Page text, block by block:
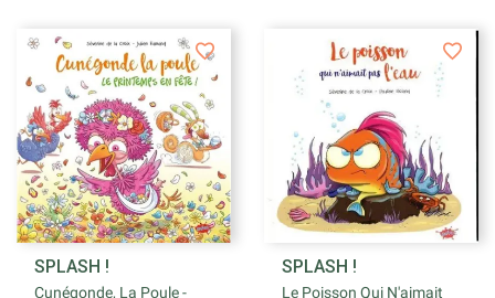
SPLASH !
Cunégonde, La Poule -
SPLASH !
Le Poisson Qui N'aimait